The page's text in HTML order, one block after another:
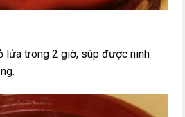
lửa trong 2 giờ, súp được ninh